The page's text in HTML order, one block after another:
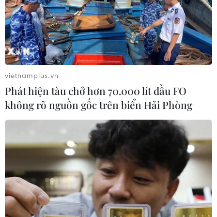
Việc tìm được nơi có đường truyền Internet để
tác nghiệp cho các phóng viên quả là bài toán
khó, bên cạnh những khó khăn về chênh lệch
múi giờ.
Máy bay tuần tra trên vùng trời Davos tại khu vực diễn ra Hội
nghị. (Ảnh: Tố Uyên/Vietnam+)
vietnamplus.vn
Phát hiện tàu chở hơn 70.000 lít dầu FO
không rõ nguồn gốc trên biển Hải Phòng